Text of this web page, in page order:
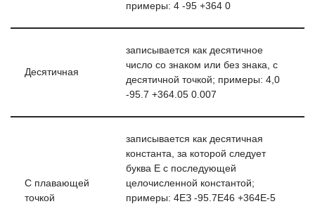
примеры: 4 -95 +364 0
Десятичная
записывается как десятичное
число со знаком или без знака, с
десятичной точкой; примеры: 4,0
-95.7 +364.05 0.007
С плавающей
точкой
записывается как десятичная
константа, за которой следует
буква Е с последующей
целочисленной константой;
примеры: 4ЕЗ -95.7Е46 +364Е-5